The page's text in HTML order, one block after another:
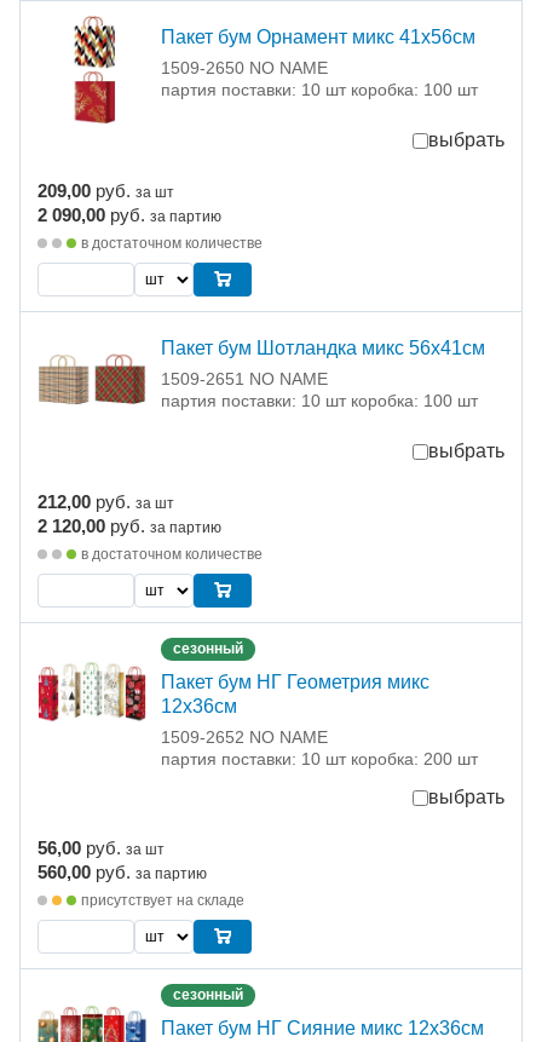
Пакет бум Орнамент микс 41х56см
1509-2650 NO NAME
партия поставки: 10 шт коробка: 100 шт
выбрать
209,00 руб. за шт
2 090,00 руб. за партию
в достаточном количестве
Пакет бум Шотландка микс 56х41см
1509-2651 NO NAME
партия поставки: 10 шт коробка: 100 шт
выбрать
212,00 руб. за шт
2 120,00 руб. за партию
в достаточном количестве
сезонный
Пакет бум НГ Геометрия микс
12х36см
1509-2652 NO NAME
партия поставки: 10 шт коробка: 200 шт
выбрать
56,00 руб. за шт
560,00 руб. за партию
присутствует на складе
сезонный
Пакет бум НГ Сияние микс 12х36см